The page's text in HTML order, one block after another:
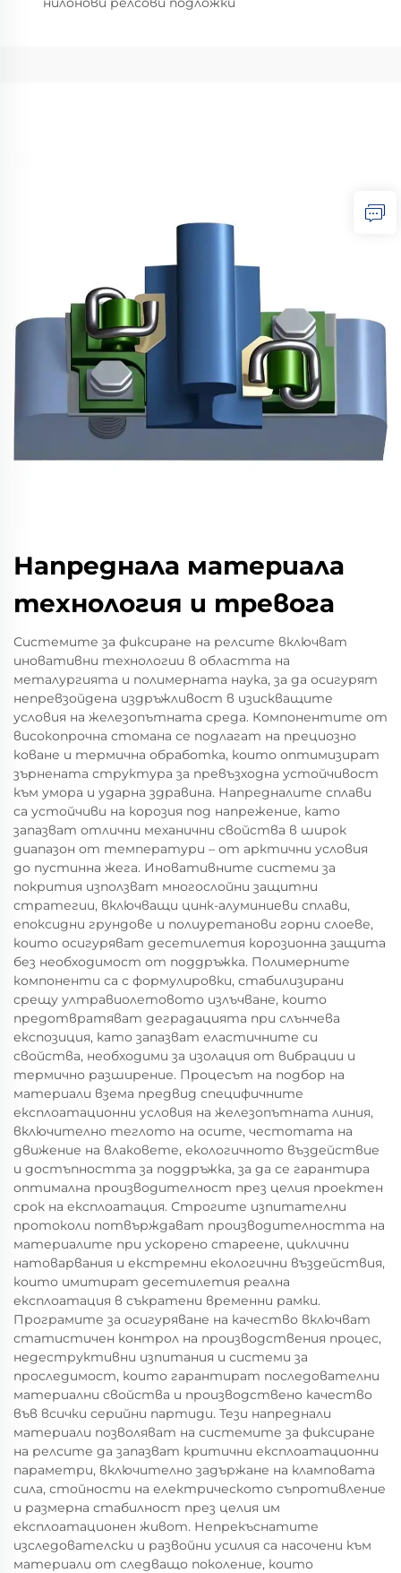
Напреднала материала
технология и тревога
Системите за фиксиране на релсите включват
иновативни технологии в областта на
металургията и полимерната наука, за да осигурят
непревзойдена издръжливост в изискващите
условия на железопътната среда. Компонентите от
високопрочна стомана се подлагат на прециозно
коване и термична обработка, които оптимизират
зърнената структура за превъзходна устойчивост
към умора и ударна здравина. Напредналите сплави
са устойчиви на корозия под напрежение, като
запазват отлични механични свойства в широк
диапазон от температури – от арктични условия
до пустинна жега. Иновативните системи за
покрития използват многослойни защитни
стратегии, включващи цинк-алуминиеви сплави,
епоксидни грундове и полиуретанови горни слоеве,
които осигуряват десетилетия корозионна защита
без необходимост от поддръжка. Полимерните
компоненти са с формулировки, стабилизирани
срещу ултравиолетовото излъчване, които
предотвратяват деградацията при слънчева
експозиция, като запазват еластичните си
свойства, необходими за изолация от вибрации и
термично разширение. Процесът на подбор на
материали взема предвид специфичните
експлоатационни условия на железопътната линия,
включително теглото на осите, честотата на
движение на влаковете, екологичното въздействие
и достъпността за поддръжка, за да се гарантира
оптимална производителност през целия проектен
срок на експлоатация. Строгите изпитателни
протоколи потвърждават производителността на
материалите при ускорено стареене, циклични
натоварвания и екстремни екологични въздействия,
които имитират десетилетия реална
експлоатация в съкратени временни рамки.
Програмите за осигуряване на качество включват
статистичен контрол на производствения процес,
недеструктивни изпитания и системи за
проследимост, които гарантират последователни
материални свойства и производствено качество
във всички серийни партиди. Тези напреднали
материали позволяват на системите за фиксиране
на релсите да запазват критични експлоатационни
параметри, включително задържане на кламповата
сила, стойности на електрическото съпротивление
и размерна стабилност през целия им
експлоатационен живот. Непрекъснатите
изследователски и развойни усилия са насочени към
материали от следващо поколение, които